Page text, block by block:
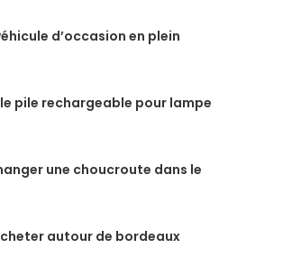
d’occasion en plein
pile rechargeable pour lampe
une choucroute dans le
autour de bordeaux